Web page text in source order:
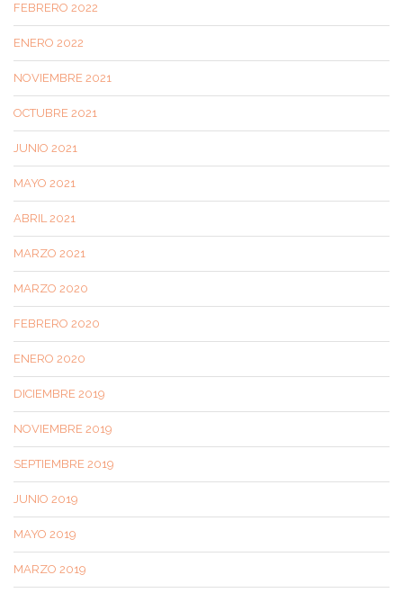
FEBRERO 2022
ENERO 2022
NOVIEMBRE 2021
OCTUBRE 2021
JUNIO 2021
MAYO 2021
ABRIL 2021
MARZO 2021
MARZO 2020
FEBRERO 2020
ENERO 2020
DICIEMBRE 2019
NOVIEMBRE 2019
SEPTIEMBRE 2019
JUNIO 2019
MAYO 2019
MARZO 2019